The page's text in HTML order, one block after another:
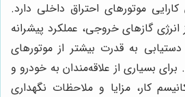
موتورهای احتراق داخلی دارد.
انرژی گازهای خروجی، عملکرد پیشرانه
به قدرت بیشتر از موتورهای
بسیاری از علاقه‌مندان به خودرو و
کار، مزایا و ملاحظات نگهداری